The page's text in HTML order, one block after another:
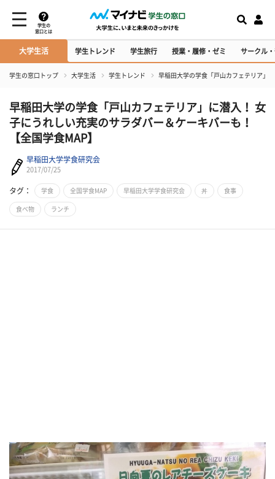
学生の
窓口とは
大学生活 学生トレンド 学生旅行 授業・履修・ゼミ サークル
学生の窓口トップ 大学生活 学生トレンド 早稲田大学の学食「戸山カフェテリア」
早稲田大学の学食「戸山カフェテリア」に潜入！ 女
子にうれしい充実のサラダバー＆ケーキバーも！
【全国学食MAP】
早稲田大学学食研究会
2017/07/25
タグ： 学食 全国学食MAP 早稲田大学学食研究会 丼 食事
食べ物 ランチ